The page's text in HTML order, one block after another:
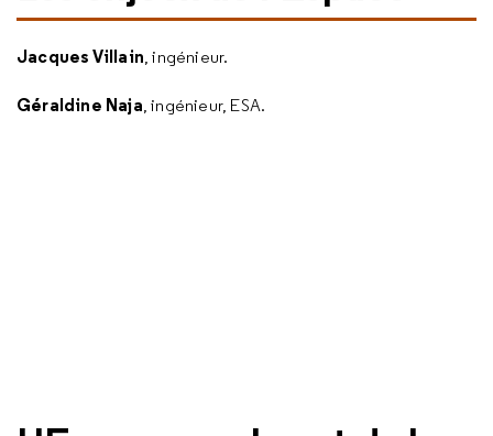
Jacques Villain, ingénieur.
Géraldine Naja, ingénieur, ESA.